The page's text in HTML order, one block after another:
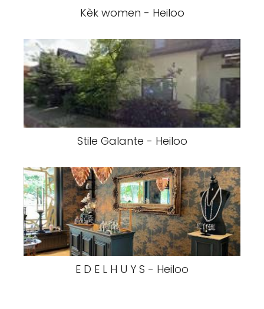
Kèk women - Heiloo
Stile Galante - Heiloo
E D E L H U Y S - Heiloo